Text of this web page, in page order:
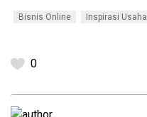
Bisnis Online Inspirasi Usaha
0